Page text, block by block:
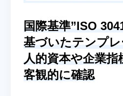
国際基準”ISO
基づいたテンプ
人的資本や企業指
客観的に確認